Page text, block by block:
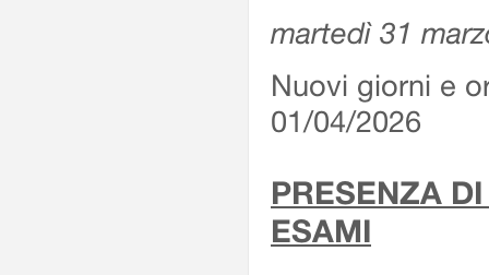
martedì 31
Nuovi giorni e
01/04/2026
PRESENZA
ESAMI